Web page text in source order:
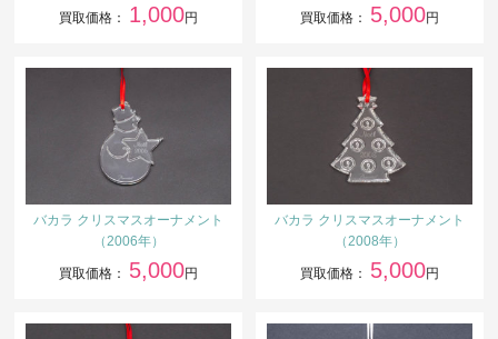
買取価格： 1,000円 買取価格： 5,000円
バカラ クリスマスオーナメント
（2006年）
買取価格： 5,000円
バカラ クリスマスオーナメント
（2008年）
買取価格： 5,000円